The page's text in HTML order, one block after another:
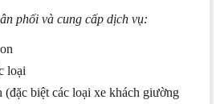
phối và cung cấp dịch vụ:
loại
biệt các loại xe khách giường